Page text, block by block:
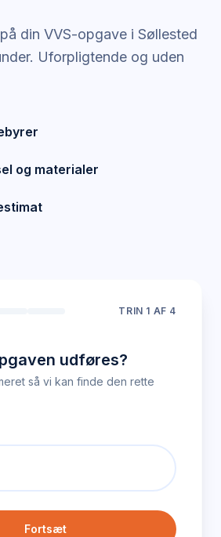
din VVS-opgave i Søllested
Uforpligtende og uden
og materialer
TRIN 1 AF 4
udføres?
så vi kan finde den rette
Fortsæt